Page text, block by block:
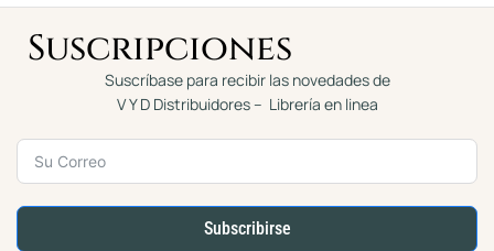
Suscripciones
Suscríbase para recibir las novedades de
V Y D Distribuidores – Librería en linea
Subscribirse